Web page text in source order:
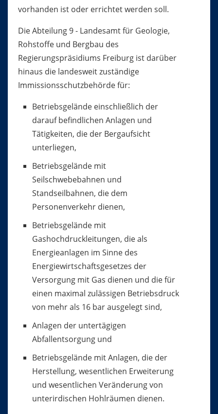
vorhanden ist oder errichtet werden soll.
Die Abteilung 9 - Landesamt für Geologie,
Rohstoffe und Bergbau des
Regierungspräsidiums Freiburg ist darüber
hinaus die landesweit zuständige
Immissionsschutzbehörde für:
Betriebsgelände einschließlich der
darauf befindlichen Anlagen und
Tätigkeiten, die der Bergaufsicht
unterliegen,
Betriebsgelände mit
Seilschwebebahnen und
Standseilbahnen, die dem
Personenverkehr dienen,
Betriebsgelände mit
Gashochdruckleitungen, die als
Energieanlagen im Sinne des
Energiewirtschaftsgesetzes der
Versorgung mit Gas dienen und die für
einen maximal zulässigen Betriebsdruck
von mehr als 16 bar ausgelegt sind,
Anlagen der untertägigen
Abfallentsorgung und
Betriebsgelände mit Anlagen, die der
Herstellung, wesentlichen Erweiterung
und wesentlichen Veränderung von
unterirdischen Hohlräumen dienen.